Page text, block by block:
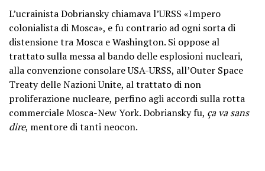
L’ucrainista Dobriansky chiamava l’URSS «Impero
colonialista di Mosca», e fu contrario ad ogni sorta di
distensione tra Mosca e Washington. Si oppose al
trattato sulla messa al bando delle esplosioni nucleari,
alla convenzione consolare USA-URSS, all’Outer Space
Treaty delle Nazioni Unite, al trattato di non
proliferazione nucleare, perfino agli accordi sulla rotta
commerciale Mosca-New York. Dobriansky fu, ça va sans
dire, mentore di tanti neocon.